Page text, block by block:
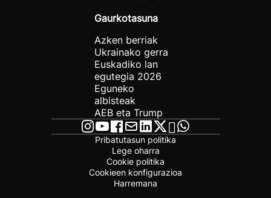
Gaurkotasuna
Azken berriak
Ukrainako gerra
Euskadiko lan
egutegia 2026
Eguneko
albisteak
AEB eta Trump
Pribatutasun politika
Lege oharra
Cookie politika
Cookieen konfigurazioa
Harremana